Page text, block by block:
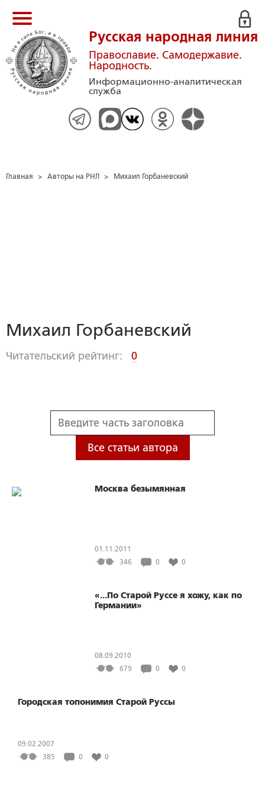
Русская народная линия
Православие. Самодержавие.
Народность.
Информационно-аналитическая
служба
Главная > Авторы на РНЛ > Михаил Горбаневский
Михаил Горбаневский
Читательский рейтинг: 0
Все статьи автора
Москва безымянная
01.11.2011
346
0 0
«...По Старой Руссе я хожу, как по
Германии»
08.09.2010
679
0 0
Городская топонимия Старой Руссы
09.02.2007
385
0 0